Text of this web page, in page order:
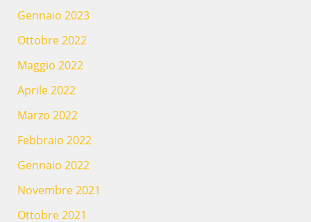
Gennaio 2023
Ottobre 2022
Maggio 2022
Aprile 2022
Marzo 2022
Febbraio 2022
Gennaio 2022
Novembre 2021
Ottobre 2021